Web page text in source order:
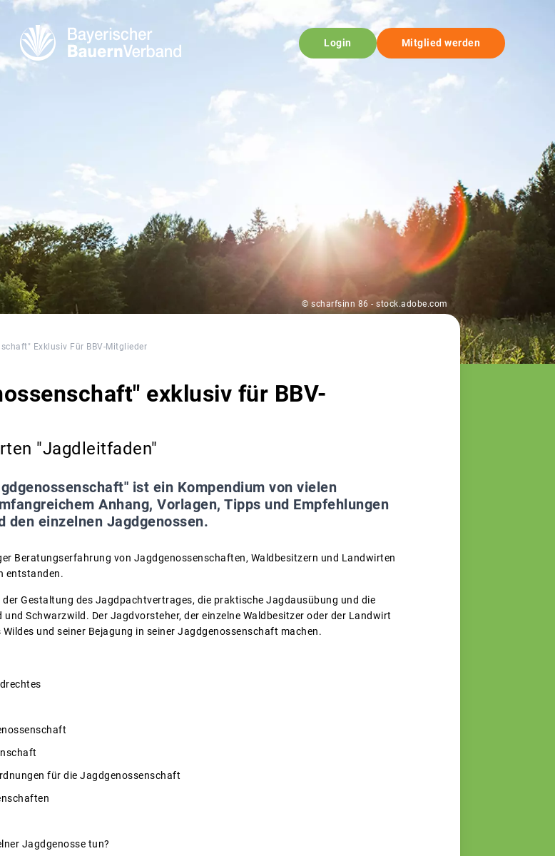
Login Mitglied werden
© scharfsinn 86 - stock.adobe.com
Exklusiv Für BBV-Mitglieder
exklusiv für BBV-
"Jagdleitfaden"
ist ein Kompendium von vielen
Anhang, Vorlagen, Tipps und Empfehlungen
den einzelnen Jagdgenossen.
Beratungserfahrung von Jagdgenossenschaften, Waldbesitzern und Landwirten
entstanden.
Gestaltung des Jagdpachtvertrages, die praktische Jagdausübung und die
Schwarzwild. Der Jagdvorsteher, der einzelne Waldbesitzer oder der Landwirt
und seiner Bejagung in seiner Jagdgenossenschaft machen.
für die Jagdgenossenschaft
Jagdgenosse tun?